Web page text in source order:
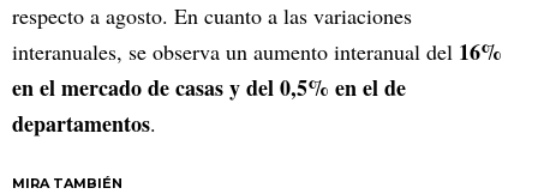
respecto a agosto. En cuanto a las variaciones
interanuales, se observa un aumento interanual del 16%
en el mercado de casas y del 0,5% en el de
departamentos.
MIRA TAMBIÉN